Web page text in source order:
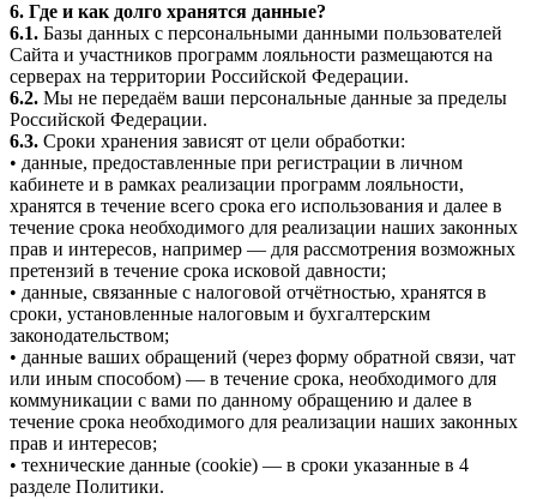
6. Где и как долго хранятся данные?
6.1. Базы данных с персональными данными пользователей
Сайта и участников программ лояльности размещаются на
серверах на территории Российской Федерации.
6.2. Мы не передаём ваши персональные данные за пределы
Российской Федерации.
6.3. Сроки хранения зависят от цели обработки:
• данные, предоставленные при регистрации в личном
кабинете и в рамках реализации программ лояльности,
хранятся в течение всего срока его использования и далее в
течение срока необходимого для реализации наших законных
прав и интересов, например — для рассмотрения возможных
претензий в течение срока исковой давности;
• данные, связанные с налоговой отчётностью, хранятся в
сроки, установленные налоговым и бухгалтерским
законодательством;
• данные ваших обращений (через форму обратной связи, чат
или иным способом) — в течение срока, необходимого для
коммуникации с вами по данному обращению и далее в
течение срока необходимого для реализации наших законных
прав и интересов;
• технические данные (cookie) — в сроки указанные в 4
разделе Политики.